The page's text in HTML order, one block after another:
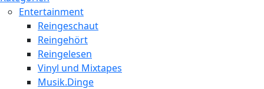
Entertainment
Reingeschaut
Reingehört
Reingelesen
Vinyl und Mixtapes
Musik.Dinge